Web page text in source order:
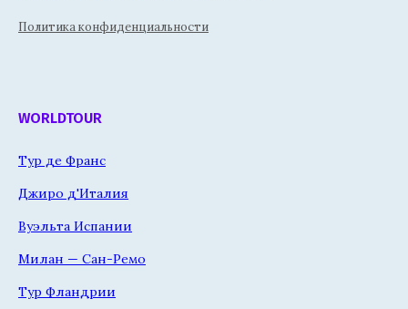
Политика конфиденциальности
WORLDTOUR
Тур де Франс
Джиро д'Италия
Вуэльта Испании
Милан — Сан-Ремо
Тур Фландрии